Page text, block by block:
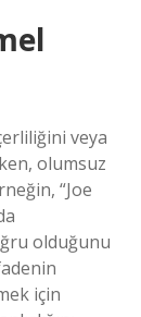
veya
olumsuz
“Joe
olduğunu
için